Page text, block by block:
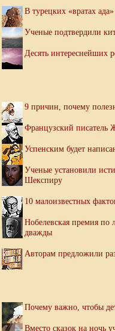
В турецких «вратах
Ученые подтвердили
Десять интереснейших
9 причин, почему
Французский писатель
Успенским будет
Ученые установили
Шекспиру
10 малоизвестных
Нобелевская премия по
дважды
Авторам предложили
Почему важно, чтобы
Вместо сказок на ночь